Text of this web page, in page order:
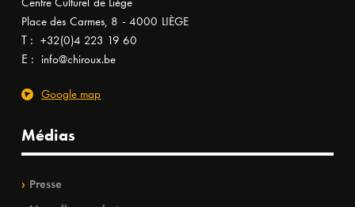
Place des Carmes, 8 - 4000 LIÈGE
T : +32(0)4 223 19 60
E : info@chiroux.be
Google map
Médias
Presse